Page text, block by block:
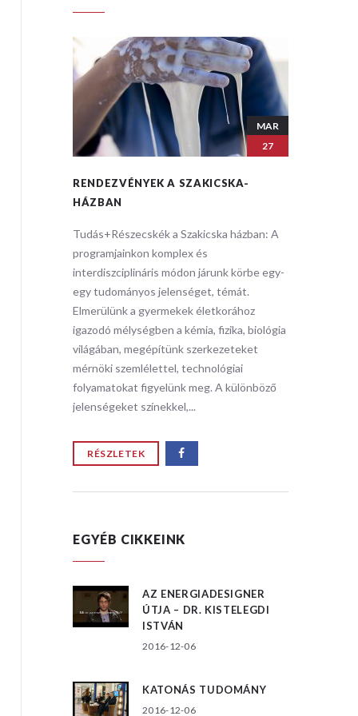
MAR
27
RENDEZVÉNYEK A SZAKICSKA-
HÁZBAN
Tudás+Részecskék a Szakicska házban: ​A
programjainkon komplex és
interdiszciplináris módon járunk körbe egy-
egy tudományos jelenséget, témát.
Elmerülünk a gyermekek életkorához
igazodó mélységben a kémia, fizika, biológia
világában, megépítünk szerkezeteket
mérnöki szemlélettel, technológiai
folyamatokat figyelünk meg. A különböző
jelenségeket színekkel,...
RÉSZLETEK
EGYÉB CIKKEINK
AZ ENERGIADESIGNER
ÚTJA – DR. KISTELEGDI
ISTVÁN
2016-12-06
KATONÁS TUDOMÁNY
2016-12-06